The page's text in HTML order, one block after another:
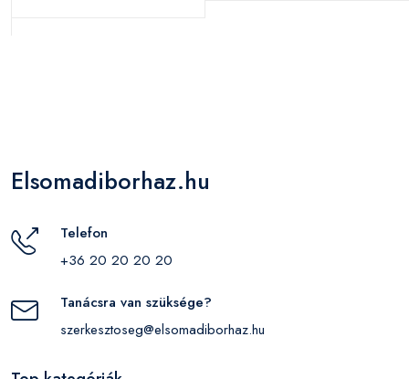
Elsomadiborhaz.hu
Telefon
+36 20 20 20 20
Tanácsra van szüksége?
szerkesztoseg@elsomadiborhaz.hu